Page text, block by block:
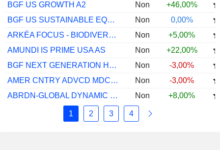
BGF US GROWTH A2
Non
+46,00%
BGF US SUSTAINABLE EQUITY ZI2
Non
0,00%
ARKÉA FOCUS - BIODIVERSITY P
Non
+5,00%
AMUNDI IS PRIME USA AS
Non
+22,00%
BGF NEXT GENERATION HEALTH CARE A2
Non
-3,00%
AMER CNTRY ADVCD MDCL IMP EQ F USD ACC
Non
-3,00%
ABRDN-GLOBAL DYNAMIC DIV I ACC USD
Non +8,00%
1 2 3 4